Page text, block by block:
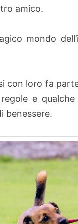
amico.
mondo
con loro fa
e
benessere.